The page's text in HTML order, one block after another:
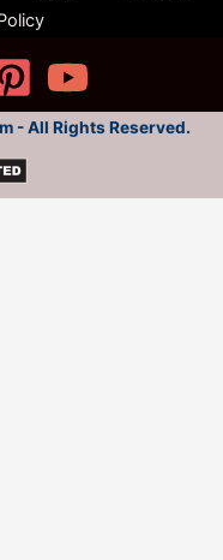
- All Rights Reserved.